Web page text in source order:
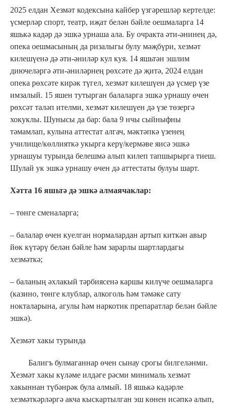
2025 елдан Хезмәт кодексына кайбер үзгәрешләр кертелде:
үсмерләр спорт, театр, иҗат белән бәйле оешмаларга 14
яшькә кадәр дә эшкә урнаша ала. Бу очракта әти-әнинең дә,
опека оешмасының да ризалыгы булу мәҗбүри, хезмәт
килешүенә дә әти-әниләр кул куя. 14 яшьтән эшлим
диючеләргә әти-әниләрнең рөхсәте дә җитә, 2024 елдан
опека рөхсәте кирәк түгел, хезмәт килешүен дә үсмер үзе
имзалый. 15 яшен тутырган балаларга эшкә урнашу өчен
рөхсәт таләп ителми, хезмәт килешүен дә үзе төзергә
хокуклы. Шунысы да бар: бала 9 нчы сыйныфны
тәмамлап, кулына аттестат алгач, мәктәпкә үзенең
училище/көллияткә укырга керү/кермәве яисә эшкә
урнашуы турында белешмә алып килеп тапшырырга тиеш.
Шулай ук эшкә урнашу өчен дә аттестаты булуы шарт.
Хәтта 16 яшьтә дә эшкә алмаячаклар:
– төнге сменаларга;
– балалар өчен куелган нормалардан артып киткән авыр
йөк күтәрү белән бәйле һәм зарарлы шартлардагы
хезмәткә;
– баланың әхлакый тәрбиясенә каршы килүче оешмаларга
(казино, төнге клублар, алкоголь һәм тәмәке сату
нокталарына, агулы һәм наркотик препаратлар белән бәйле
эшкә).
Хезмәт хакы турында
Балигъ булмаганнар өчен сынау срогы билгеләнми.
Хезмәт хакы күләме илдәге рәсми минималь хезмәт
хакыннан түбәнрәк була алмый. 18 яшькә кадәрле
хезмәткәрләргә акча кыскартылган эш көнен исәпкә алып,